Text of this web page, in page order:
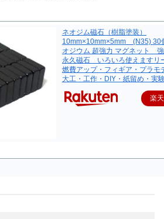
ネオジム磁石（樹脂塗装）
10mm×10mm×5mm (N35) 30
オジウム 超強力 マグネット
永久磁石 いろいろ使えますリ
燃費アップ・フィギア・プラモ
大工・工作・DIY・紙留め・実
楽